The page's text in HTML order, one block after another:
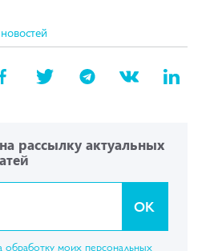
рассылку актуальных
OK
обработку моих персональных